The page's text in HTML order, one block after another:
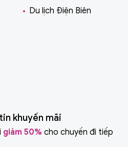
Du lịch Điện Biên
khuyến mãi
giảm 50% cho chuyến đi tiếp